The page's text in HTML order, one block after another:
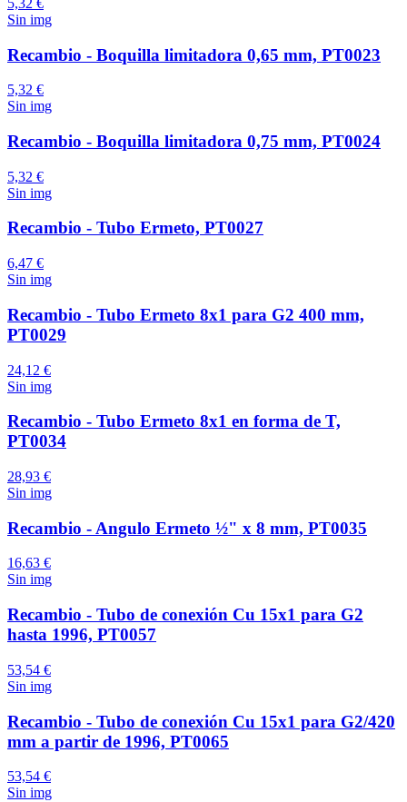
Sin img
Recambio - Boquilla limitadora 0,65 mm, PT0023
5,32 €
Sin img
Recambio - Boquilla limitadora 0,75 mm, PT0024
5,32 €
Sin img
Recambio - Tubo Ermeto, PT0027
6,47 €
Sin img
Recambio - Tubo Ermeto 8x1 para G2 400 mm,
PT0029
24,12 €
Sin img
Recambio - Tubo Ermeto 8x1 en forma de T,
PT0034
28,93 €
Sin img
Recambio - Angulo Ermeto ½" x 8 mm, PT0035
16,63 €
Sin img
Recambio - Tubo de conexión Cu 15x1 para G2
hasta 1996, PT0057
53,54 €
Sin img
Recambio - Tubo de conexión Cu 15x1 para G2/420
mm a partir de 1996, PT0065
53,54 €
Sin img